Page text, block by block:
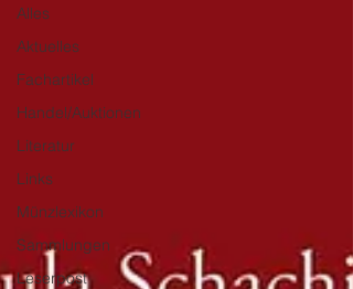
Alles
Aktuelles
Fachartikel
Handel/Auktionen
Literatur
Links
Münzlexikon
Sammlungen
Leserpost